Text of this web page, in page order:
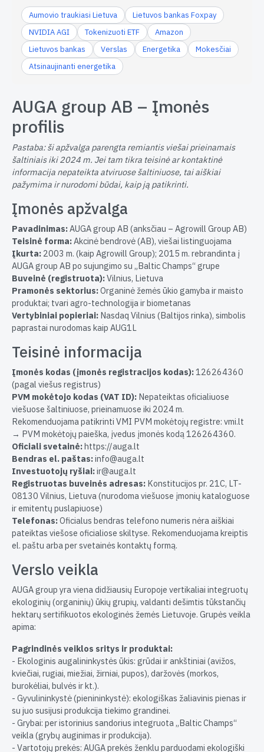
Aumovio traukiasi Lietuva
Lietuvos bankas Foxpay
NVIDIA AGI
Tokenizuoti ETF
Amazon
Lietuvos bankas
Verslas Energetika
Mokesčiai
Atsinaujinanti energetika
AUGA group AB – Įmonės
profilis
Pastaba: ši apžvalga parengta remiantis viešai prieinamais
šaltiniais iki 2024 m. Jei tam tikra teisinė ar kontaktinė
informacija nepateikta atviruose šaltiniuose, tai aiškiai
pažymima ir nurodomi būdai, kaip ją patikrinti.
Įmonės apžvalga
Pavadinimas:AUGA group AB (anksčiau – Agrowill Group AB)
Teisinė forma:Akcinė bendrovė (AB), viešai listinguojama
Įkurta: 2003 m. (kaip Agrowill Group); 2015 m. rebrandinta į
AUGA group AB po sujungimo su „Baltic Champs“ grupe
Buveinė (registruota):Vilnius, Lietuva
Pramonės sektorius:Organinė žemės ūkio gamyba ir maisto
produktai; tvari agro-technologija ir biometanas
Vertybiniai popieriai: Nasdaq Vilnius (Baltijos rinka), simbolis
paprastai nurodomas kaip AUG1L
Teisinė informacija
Įmonės kodas (įmonės registracijos kodas):126264360
(pagal viešus registrus)
PVM mokėtojo kodas (VAT ID): Nepateiktas oficialiuose
viešuose šaltiniuose, prieinamuose iki 2024 m.
Rekomenduojama patikrinti VMI PVM mokėtojų registre: vmi.lt
→ PVM mokėtojų paieška, įvedus įmonės kodą 126264360.
Oficiali svetainė:https://auga.lt
Bendras el. paštas:info@auga.lt
Investuotojų ryšiai:ir@auga.lt
Registruotas buveinės adresas: Konstitucijos pr. 21C, LT-
08130 Vilnius, Lietuva (nurodoma viešuose įmonių kataloguose
ir emitentų puslapiuose)
Telefonas:Oficialus bendras telefono numeris nėra aiškiai
pateiktas viešose oficialiose skiltyse. Rekomenduojama kreiptis
el. paštu arba per svetainės kontaktų formą.
Verslo veikla
AUGA group yra viena didžiausių Europoje vertikaliai integruotų
ekologinių (organinių) ūkių grupių, valdanti dešimtis tūkstančių
hektarų sertifikuotos ekologinės žemės Lietuvoje. Grupės veikla
apima:
Pagrindinės veiklos sritys ir produktai:
- Ekologinis augalininkystės ūkis: grūdai ir ankštiniai (avižos,
kviečiai, rugiai, miežiai, žirniai, pupos), daržovės (morkos,
burokėliai, bulvės ir kt.).
- Gyvulininkystė (pienininkystė): ekologiškas žaliavinis pienas ir
su juo susijusi produkcija tiekimo grandinei.
- Grybai: per istorinius sandorius integruota „Baltic Champs“
veikla (grybų auginimas ir produkcija).
- Vartotojų prekės: AUGA prekės ženklu parduodami ekologiški